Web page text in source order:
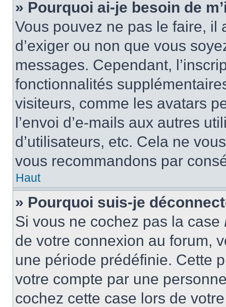
» Pourquoi ai-je besoin de
Vous pouvez ne pas le faire, il
d’exiger ou non que vous
messages. Cependant,
fonctionnalités
visiteurs, comme les avatars
l’envoi d’e-mails aux autres
d’utilisateurs, etc. Cela ne
vous recommandons par
Haut
» Pourquoi suis-je
Si vous ne cochez pas la case
de votre connexion au forum,
une période prédéfinie. Cette
votre compte par une
cochez cette case lors de